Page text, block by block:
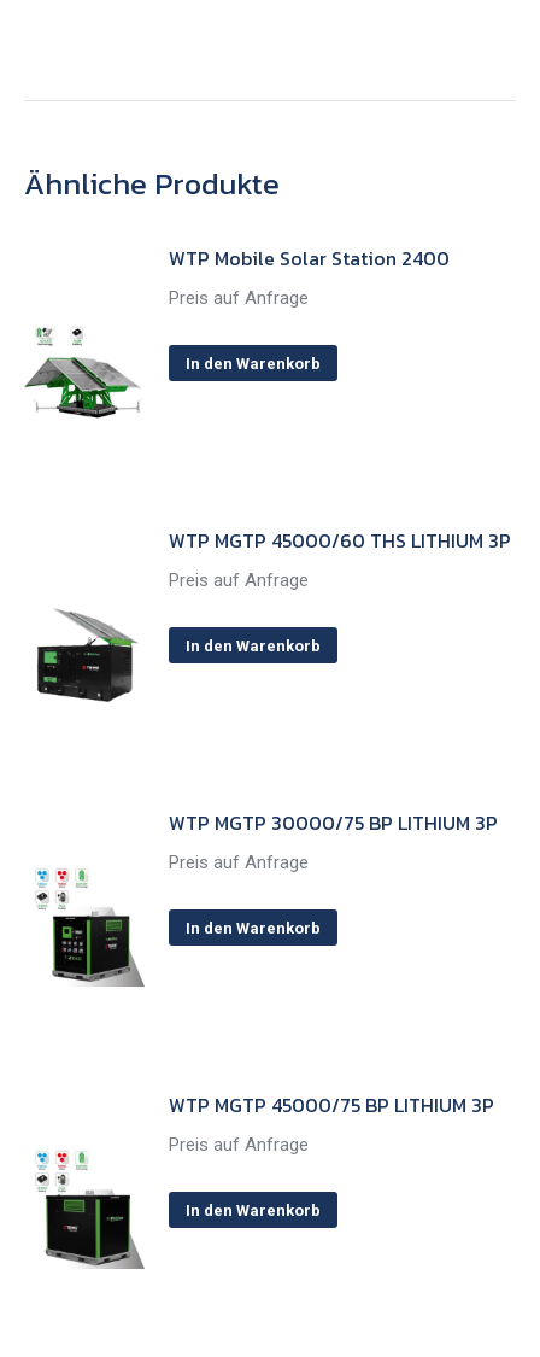
Ähnliche Produkte
WTP Mobile Solar Station 2400
Preis auf Anfrage
In den Warenkorb
WTP MGTP 45000/60 THS LITHIUM 3P
Preis auf Anfrage
In den Warenkorb
WTP MGTP 30000/75 BP LITHIUM 3P
Preis auf Anfrage
In den Warenkorb
WTP MGTP 45000/75 BP LITHIUM 3P
Preis auf Anfrage
In den Warenkorb